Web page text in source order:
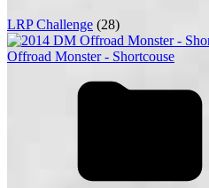
LRP Challenge (28)